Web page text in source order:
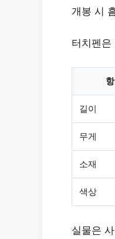
개봉 시
터치펜은
길이
무게
소재
색상
실물은